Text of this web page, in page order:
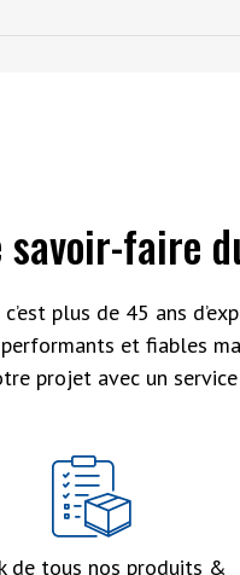
savoir-faire
c’est plus de 45 ans
et fiables
projet avec un
de tous nos produits &